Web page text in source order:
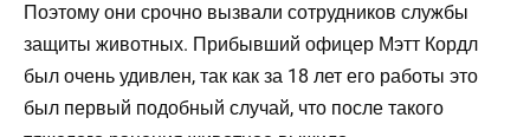
Поэтому они срочно вызвали сотрудников службы
защиты животных. Прибывший офицер Мэтт Кордл
был очень удивлен, так как за 18 лет его работы это
был первый подобный случай, что после такого